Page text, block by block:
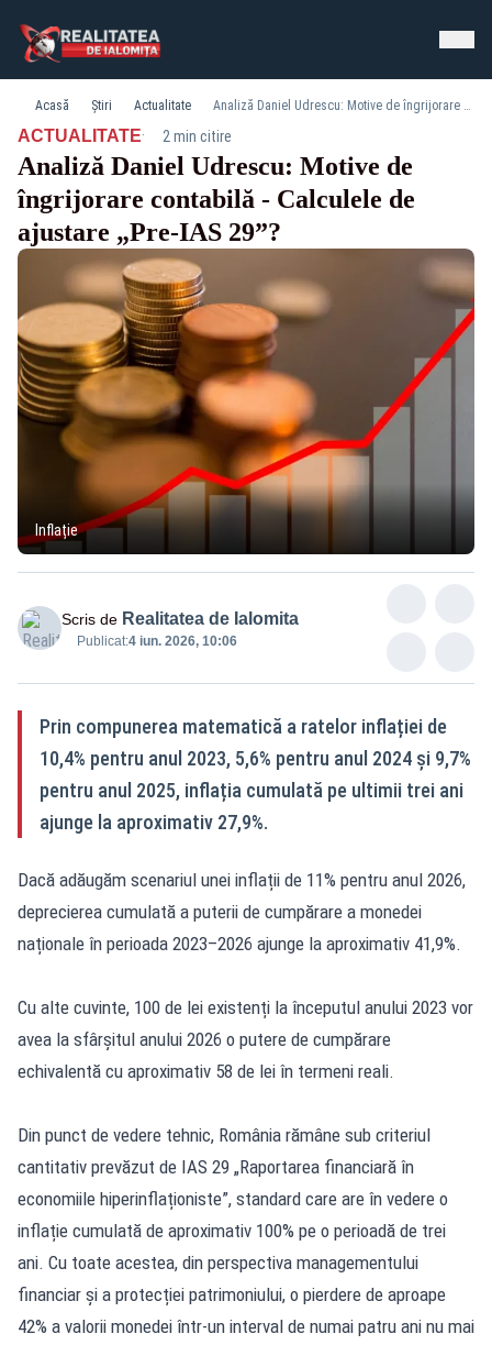
Acasă Știri Actualitate Analiză Daniel Udrescu: Motive de îngrijorare contabilă - Calculele de ajustare „Pre-IAS 29”?
ACTUALITATE· 2 min citire
Analiză Daniel Udrescu: Motive de
îngrijorare contabilă - Calculele de
ajustare „Pre-IAS 29”?
Inflație
Scris de Realitatea de Ialomita
Publicat:4 iun. 2026, 10:06
Prin compunerea matematică a ratelor inflației de
10,4% pentru anul 2023, 5,6% pentru anul 2024 și 9,7%
pentru anul 2025, inflația cumulată pe ultimii trei ani
ajunge la aproximativ 27,9%.
Dacă adăugăm scenariul unei inflații de 11% pentru anul 2026,
deprecierea cumulată a puterii de cumpărare a monedei
naționale în perioada 2023–2026 ajunge la aproximativ 41,9%.
Cu alte cuvinte, 100 de lei existenți la începutul anului 2023 vor
avea la sfârșitul anului 2026 o putere de cumpărare
echivalentă cu aproximativ 58 de lei în termeni reali.
Din punct de vedere tehnic, România rămâne sub criteriul
cantitativ prevăzut de IAS 29 „Raportarea financiară în
economiile hiperinflaționiste”, standard care are în vedere o
inflație cumulată de aproximativ 100% pe o perioadă de trei
ani. Cu toate acestea, din perspectiva managementului
financiar și a protecției patrimoniului, o pierdere de aproape
42% a valorii monedei într-un interval de numai patru ani nu mai